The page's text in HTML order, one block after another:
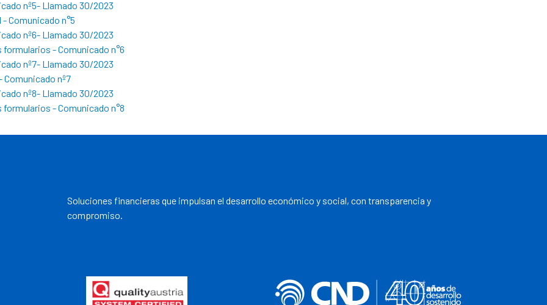
nº5- Llamado 30/2023
- Comunicado n°5
nº6- Llamado 30/2023
formularios - Comunicado n°6
nº7- Llamado 30/2023
Comunicado nº7
nº8- Llamado 30/2023
formularios - Comunicado n°8
Soluciones financieras que impulsan el desarrollo económico y social, con transparencia y
compromiso.